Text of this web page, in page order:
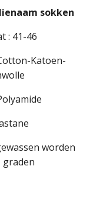
sokken
: 41-46
Katoen-
worden
graden